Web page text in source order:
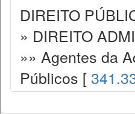
DIREITO
» DIREITO
»» Agentes da
Públicos [